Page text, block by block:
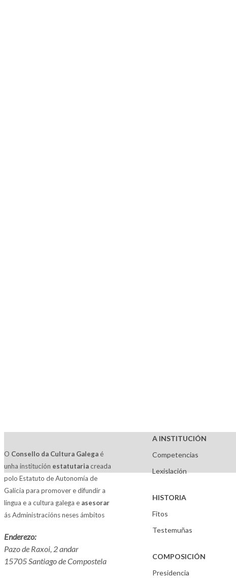
O Consello da Cultura Galega é
unha institución estatutariacreada
polo Estatuto de Autonomía de
Galicia para promover e difundir a
lingua e a cultura galega e asesorar
ás Administracións neses ámbitos
Enderezo:
Pazo de Raxoi, 2 andar
15705 Santiago de Compostela
A INSTITUCIÓN
Competencias
Lexislación
HISTORIA
Fitos
Testemuñas
COMPOSICIÓN
Presidencia